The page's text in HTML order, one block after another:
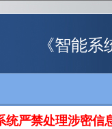
《智能
统严禁处理涉密信